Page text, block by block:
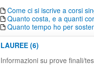
Come ci si iscrive a corsi
Quanto costa, e a quanti
Quanto tempo ho per
LAUREE (6)
Informazioni su prove finali/